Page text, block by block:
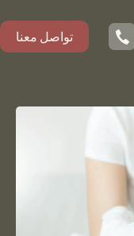
تواصل معنا